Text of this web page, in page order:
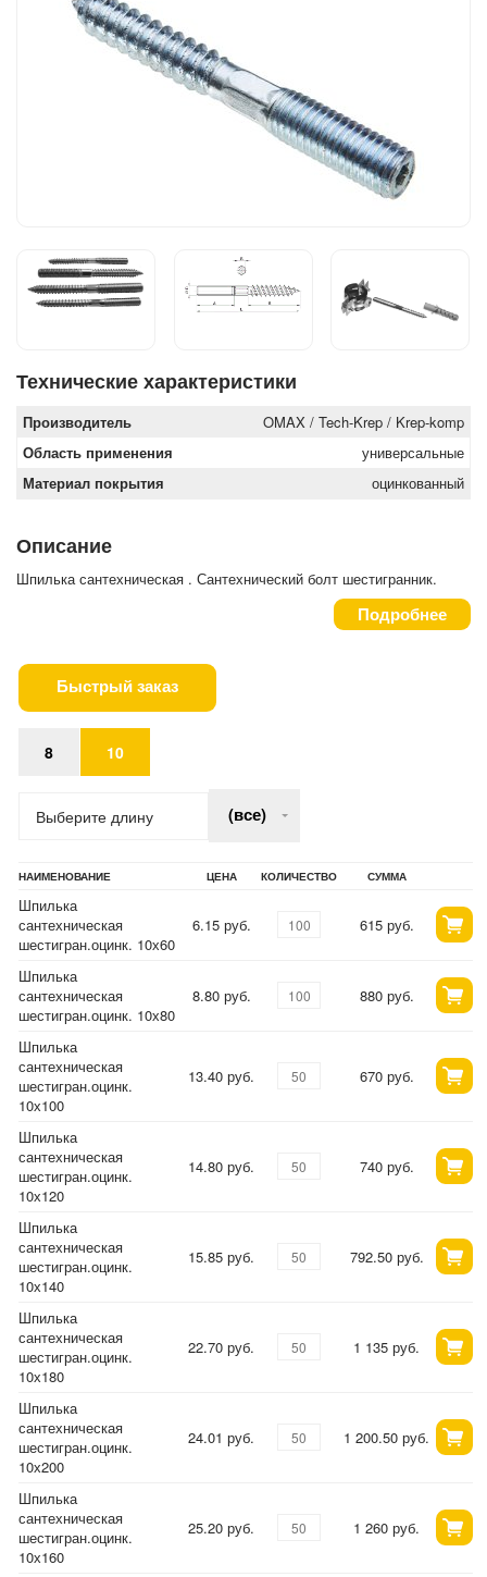
Технические характеристики
Производитель
OMAX / Tech-Krep / Krep-komp
Область применения
универсальные
Материал покрытия
оцинкованный
Описание
Шпилька сантехническая . Сантехнический болт шестигранник.
Подробнее
Быстрый заказ
8 10
Выберите длину (все)
НАИМЕНОВАНИЕ ЦЕНА КОЛИЧЕСТВО СУММА
Шпилька
сантехническая
шестигран.оцинк. 10х60
6.15 руб. 615 руб.
Шпилька
сантехническая
шестигран.оцинк. 10х80
8.80 руб. 880 руб.
Шпилька
сантехническая
шестигран.оцинк.
10х100
13.40 руб. 670 руб.
Шпилька
сантехническая
шестигран.оцинк.
10х120
14.80 руб. 740 руб.
Шпилька
сантехническая
шестигран.оцинк.
10х140
15.85 руб. 792.50 руб.
Шпилька
сантехническая
шестигран.оцинк.
10х180
22.70 руб. 1 135 руб.
Шпилька
сантехническая
шестигран.оцинк.
10х200
24.01 руб. 1 200.50 руб.
Шпилька
сантехническая
шестигран.оцинк.
10х160
25.20 руб. 1 260 руб.